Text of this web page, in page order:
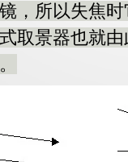
，所以失焦
取景器也就